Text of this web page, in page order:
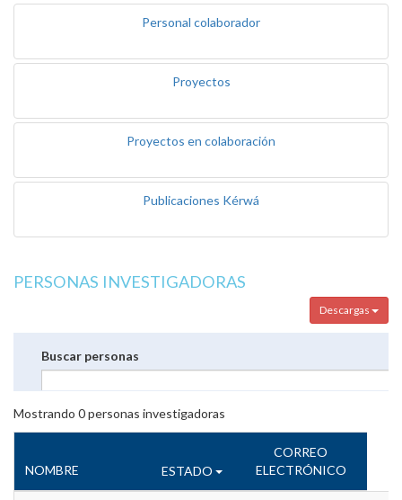
Personal colaborador
Proyectos
Proyectos en colaboración
Publicaciones Kérwá
PERSONAS INVESTIGADORAS
Descargas
Buscar personas
Mostrando 0personas investigadoras
NOMBRE ESTADO
CORREO
ELECTRÓNICO